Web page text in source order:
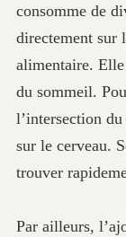
consomme de
directement sur
alimentaire.
du sommeil.
l’intersection
sur le cerveau.
trouver
Par ailleurs,